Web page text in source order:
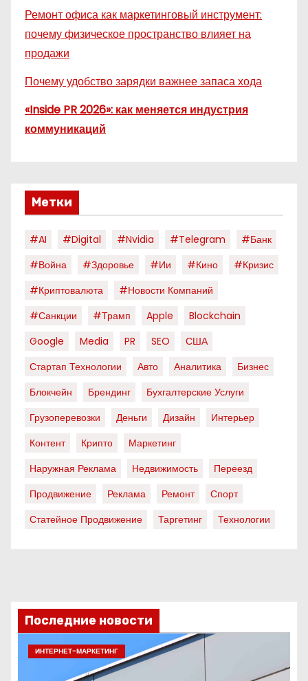
Ремонт офиса как маркетинговый инструмент:
почему физическое пространство влияет на
продажи
Почему удобство зарядки важнее запаса хода
«Inside PR 2026»: как меняется индустрия
коммуникаций
Метки
#AI #digital #nvidia #telegram
#банк
#война
#здоровье #ии #кино
#кризис
#криптовалюта
#новости Компаний
#санкции
#трамп Apple
Blockchain
Google
Media PR SEO
США
Стартап Технологии
Авто Аналитика
Бизнес
Блокчейн
Брендинг
Бухгалтерские Услуги
Грузоперевозки
Деньги Дизайн
Интерьер
Контент
Крипто
Маркетинг
Наружная Реклама
Недвижимость
Переезд
Продвижение
Реклама Ремонт
Спорт
Статейное Продвижение
Таргетинг Технологии
Последние новости
ИНТЕРНЕТ-МАРКЕТИНГ